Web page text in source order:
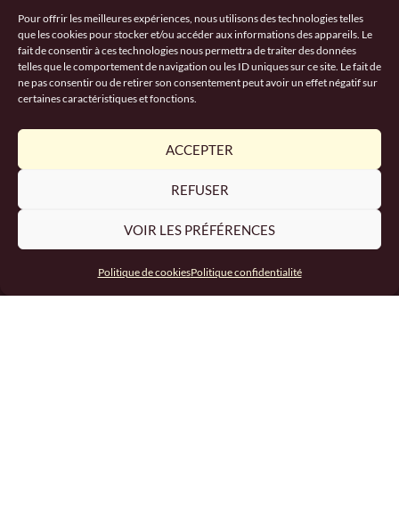
Pour offrir les meilleures expériences, nous utilisons des technologies telles
que les cookies pour stocker et/ou accéder aux informations des appareils. Le
fait de consentir à ces technologies nous permettra de traiter des données
telles que le comportement de navigation ou les ID uniques sur ce site. Le fait de
ne pas consentir ou de retirer son consentement peut avoir un effet négatif sur
certaines caractéristiques et fonctions.
ACCEPTER
REFUSER
VOIR LES PRÉFÉRENCES
Politique de cookiesPolitique confidentialité